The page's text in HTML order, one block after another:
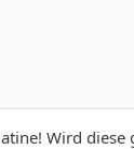
Wird